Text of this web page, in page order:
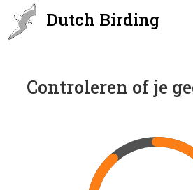
Dutch Birding
Controleren of je